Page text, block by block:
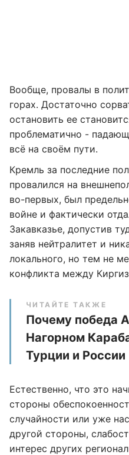
Вообще, провалы в
горах. Достаточно
остановить ее
проблематично -
всё на своём пути.
Кремль за последние
провалился на
во-первых, был
войне и фактически
Закавказье, допустив
заняв нейтралитет и
локального, но тем не
конфликта между
ЧИТАЙТЕ ТАКЖЕ
Почему победа
Нагорном
Турции и России
Естественно, что это
стороны
случайности или уже
другой стороны,
интерес других